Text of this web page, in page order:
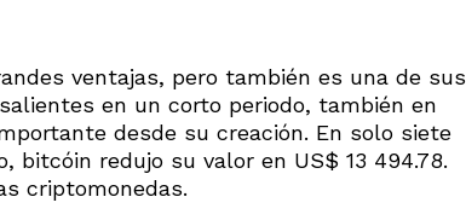
ventajas, pero también es una de sus
en un corto periodo, también en
desde su creación. En solo siete
bitcóin redujo su valor en US$ 13 494.78.
criptomonedas.